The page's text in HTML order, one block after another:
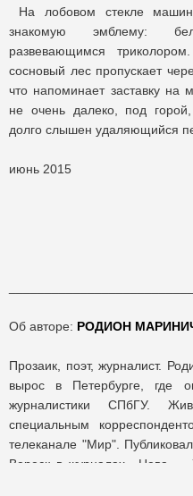
На лобовом стекле
знакомую эмблему:
развевающимся
сосновый лес пропускает
что напоминает заставку на
не очень далеко, под
долго слышен удаляющийся
июнь 2015
Об авторе: РОДИОН
Прозаик, поэт, журналист.
вырос в Петербурге, где
журналистики СПбГУ.
специальным
телеканале "Мир".
Вереск в журналах «Нева»,